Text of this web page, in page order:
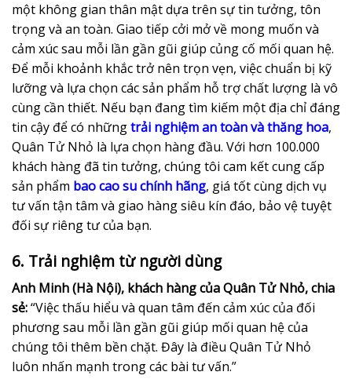
một không gian thân mật dựa trên sự tin tưởng, tôn
trọng và an toàn. Giao tiếp cởi mở về mong muốn và
cảm xúc sau mỗi lần gần gũi giúp củng cố mối quan hệ.
Để mỗi khoảnh khắc trở nên trọn vẹn, việc chuẩn bị kỹ
lưỡng và lựa chọn các sản phẩm hỗ trợ chất lượng là vô
cùng cần thiết. Nếu bạn đang tìm kiếm một địa chỉ đáng
tin cậy để có nhữngtrải nghiệm an toàn và thăng hoa,
Quân Tử Nhỏ là lựa chọn hàng đầu. Với hơn 100.000
khách hàng đã tin tưởng, chúng tôi cam kết cung cấp
sản phẩm bao cao su chính hãng, giá tốt cùng dịch vụ
tư vấn tận tâm và giao hàng siêu kín đáo, bảo vệ tuyệt
đối sự riêng tư của bạn.
6. Trải nghiệm từ người dùng
Anh Minh (Hà Nội), khách hàng của Quân Tử Nhỏ, chia
sẻ:“Việc thấu hiểu và quan tâm đến cảm xúc của đối
phương sau mỗi lần gần gũi giúp mối quan hệ của
chúng tôi thêm bền chặt. Đây là điều Quân Tử Nhỏ
luôn nhấn mạnh trong các bài tư vấn.”